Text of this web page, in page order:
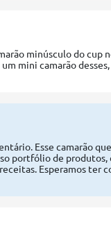
minúsculo do cup
mini camarão
Esse camarão
portfólio de produtos,
Esperamos ter